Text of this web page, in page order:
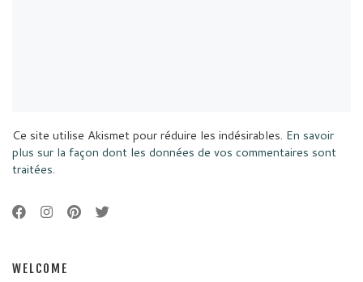
Ce site utilise Akismet pour réduire les indésirables. En savoir
plus sur la façon dont les données de vos commentaires sont
traitées.
WELCOME